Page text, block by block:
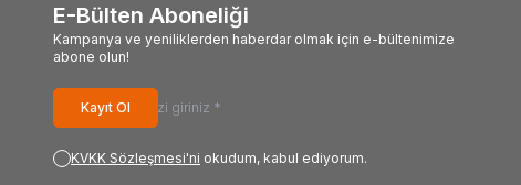
E-Bülten Aboneliği
Kampanya ve yeniliklerden haberdar olmak için e-bültenimize
abone olun!
Kayıt Ol
KVKK Sözleşmesi'ni okudum, kabul ediyorum.